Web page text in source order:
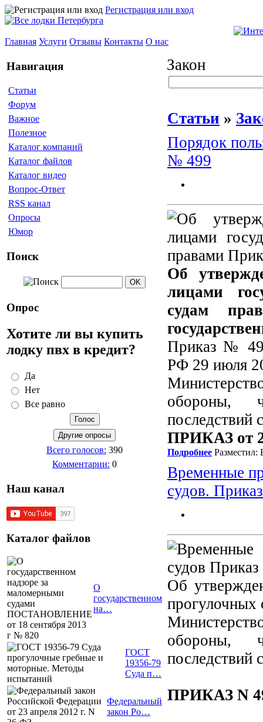
Регистрация или вход
Главная Услуги Отзывы Контакты О нас
Навигация
Статьи
Форум
Важное
Полезное
Каталог компаний
Каталог файлов
Каталог видео
Вопрос-Ответ
RSS канал
Опросы
Юмор
Поиск
Опрос
Хотите ли вы купить
лодку пвх в кредит?
Да
Нет
Все равно
Всего голосов: 390
Комментарии: 0
Наш канал
Каталог файлов
О
государственном
на…
ГОСТ
19356-79
Суда п…
Федеральный
закон Ро…
Закон
Статьи »
Порядок
№ 499
Об
лицами
судам
Приказ №
РФ 29 июля
обороны,
последствий
ПРИКАЗ от
Подробнее Разместил:
Временные
судов.
Об
обороны,
последствий
ПРИКАЗ N